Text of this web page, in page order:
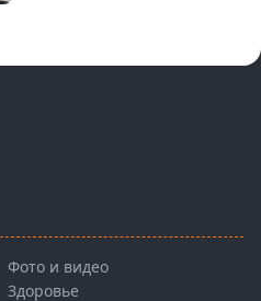
Фото и видео
Здоровье